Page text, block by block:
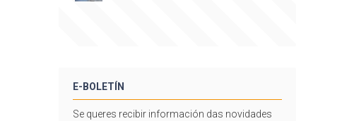
E-BOLETÍN
Se queres recibir información das novidades